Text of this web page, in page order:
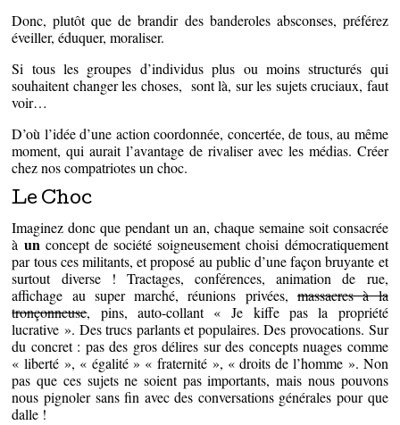
Donc, plutôt que de brandir des banderoles absconses, préférez
éveiller, éduquer, moraliser.
Si tous les groupes d’individus plus ou moins structurés qui
souhaitent changer les choses, sont là, sur les sujets cruciaux, faut
voir…
D’où l’idée d’une action coordonnée, concertée, de tous, au même
moment, qui aurait l’avantage de rivaliser avec les médias. Créer
chez nos compatriotes un choc.
Le Choc
Imaginez donc que pendant un an, chaque semaine soit consacrée
à unconcept de société soigneusement choisi démocratiquement
par tous ces militants, et proposé au public d’une façon bruyante et
surtout diverse ! Tractages, conférences, animation de rue,
affichage au super marché, réunions privées,massacres à la
tronçonneuse, pins, auto-collant « Je kiffe pas la propriété
lucrative ». Des trucs parlants et populaires. Des provocations. Sur
du concret : pas des gros délires sur des concepts nuages comme
« liberté », « égalité » « fraternité », « droits de l’homme ». Non
pas que ces sujets ne soient pas importants, mais nous pouvons
nous pignoler sans fin avec des conversations générales pour que
dalle !